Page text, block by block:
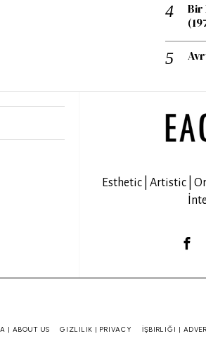
Bir
Esthetic | Artistic |
| ABOUT US GIZLILIK | PRIVACY İŞBIRLIĞI |